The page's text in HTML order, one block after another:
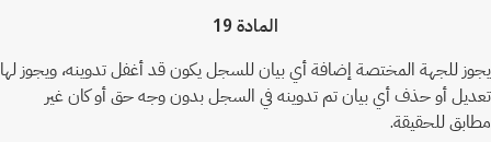
المادة 19
يجوز للجهة المختصة إضافة أي بيان للسجل يكون قد أغفل تدوينه، ويجوز لها
تعديل أو حذف أي بيان تم تدوينه في السجل بدون وجه حق أو كان غير
مطابق للحقيقة.